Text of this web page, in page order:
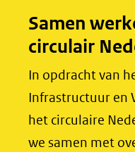
o
k
(opent
nieuw
I
n
Samen
circulair
In opdracht van
Infrastructuur en
het circulaire
we samen met